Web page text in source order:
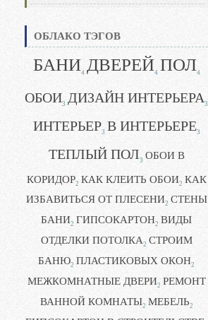
ОБЛАКО ТЭГОВ
БАНИ4 ДВЕРЕЙ4 ПОЛ4
ОБОИ3 ДИЗАЙН ИНТЕРЬЕРА3
ИНТЕРЬЕР3 В ИНТЕРЬЕРЕ3
ТЕПЛЫЙ ПОЛ3 ОБОИ В
КОРИДОР2 КАК КЛЕИТЬ ОБОИ2 КАК
ИЗБАВИТЬСЯ ОТ ПЛЕСЕНИ2 СТЕНЫ
БАНИ2 ГИПСОКАРТОН2 ВИДЫ
ОТДЕЛКИ ПОТОЛКА2 СТРОИМ
БАНЮ2 ПЛАСТИКОВЫХ ОКОН2
МЕЖКОМНАТНЫЕ ДВЕРИ2 РЕМОНТ
ВАННОЙ КОМНАТЫ2 МЕБЕЛЬ2